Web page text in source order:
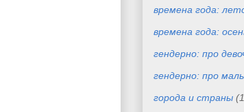
времена года:
времена года:
гендерно: про
гендерно: про
города и страны